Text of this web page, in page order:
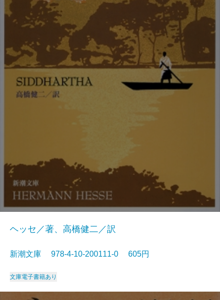
ヘッセ／著、高橋健二／訳
新潮文庫 978-4-10-200111-0 605円
文庫電子書籍あり